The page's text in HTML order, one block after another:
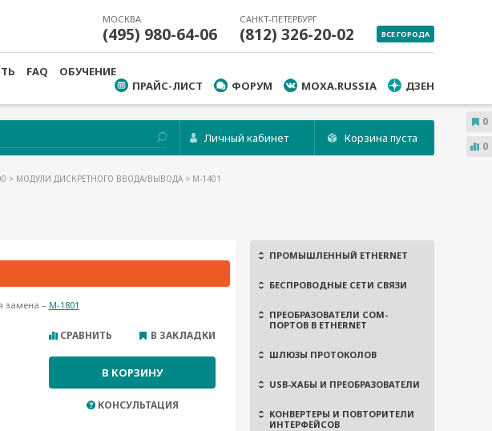
МОСКВА
(495) 980-64-06
САНКТ-ПЕТЕРБУРГ
(812) 326-20-02 ВСЕ ГОРОДА
FAQ
ОБУЧЕНИЕ
ПРАЙС-ЛИСТ
ФОРУМ MOXA.RUSSIA ДЗЕН
Личный кабинет Корзина пуста
> МОДУЛИ ДИСКРЕТНОГО ВВОДА/ВЫВОДА > M-1401
ПРОМЫШЛЕННЫЙ ETHERNET
БЕСПРОВОДНЫЕ СЕТИ СВЯЗИ
ПРЕОБРАЗОВАТЕЛИ COM-
ПОРТОВ В ETHERNET
ШЛЮЗЫ ПРОТОКОЛОВ
USB-ХАБЫ И ПРЕОБРАЗОВАТЕЛИ
КОНВЕРТЕРЫ И ПОВТОРИТЕЛИ
ИНТЕРФЕЙСОВ
замена – M-1801
СРАВНИТЬ В ЗАКЛАДКИ
В КОРЗИНУ
КОНСУЛЬТАЦИЯ
0
0